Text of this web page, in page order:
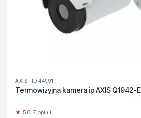
AXIS · ID 44991
Termowizyjna kamera ip AXIS Q1942-E
★ 5.0· 7 opinii